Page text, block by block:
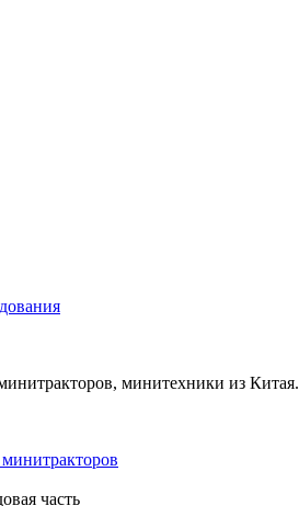
минитехники из Китая.
часть